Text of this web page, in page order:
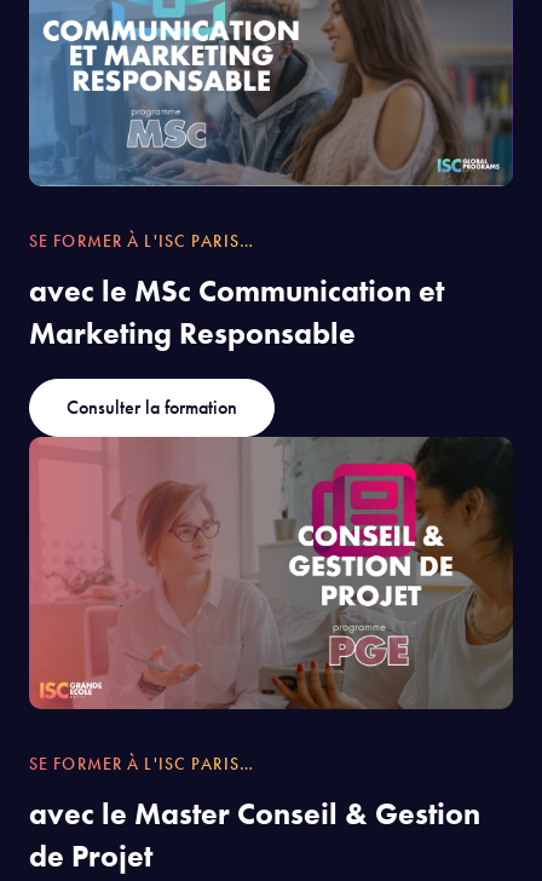
SE FORMER À L'ISC PARIS…
avec le MSc Communication et
Marketing Responsable
Consulter la formation
SE FORMER À L'ISC PARIS…
avec le Master Conseil & Gestion
de Projet